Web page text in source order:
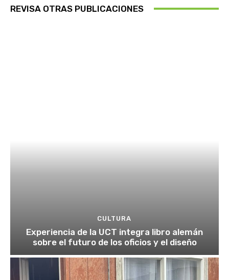
REVISA OTRAS PUBLICACIONES
CULTURA
Experiencia de la UCT integra libro alemán
sobre el futuro de los oficios y el diseño